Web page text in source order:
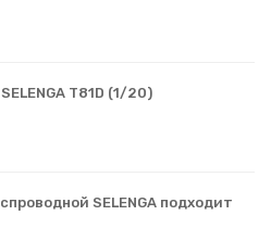
T81D (1/20)
SELENGA подходит